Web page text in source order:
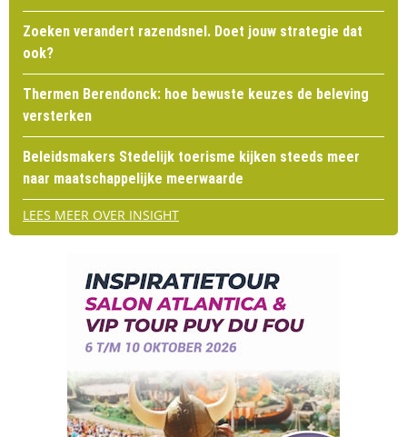
Zoeken verandert razendsnel. Doet jouw strategie dat
ook?
Thermen Berendonck: hoe bewuste keuzes de beleving
versterken
Beleidsmakers Stedelijk toerisme kijken steeds meer
naar maatschappelijke meerwaarde
LEES MEER OVER INSIGHT